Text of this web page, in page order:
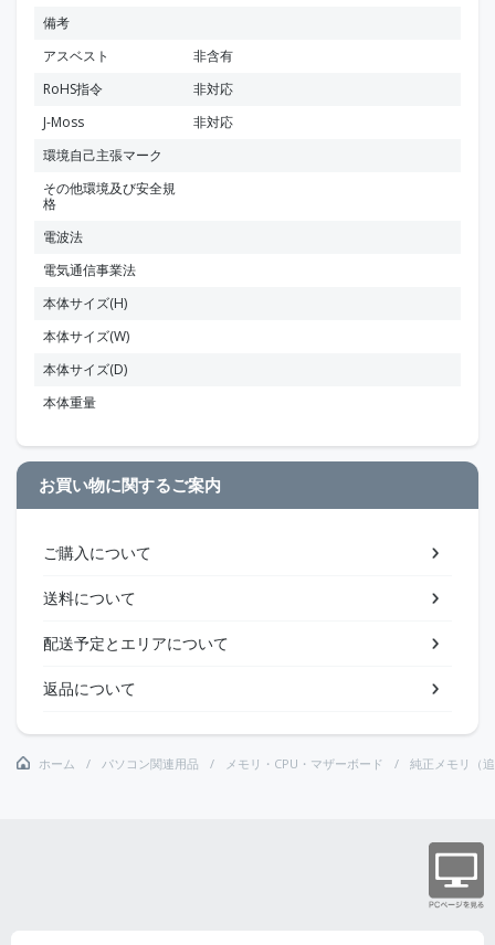
備考
アスベスト
非含有
RoHS指令
非対応
J-Moss
非対応
環境自己主張マーク
その他環境及び安全規
格
電波法
電気通信事業法
本体サイズ(H)
本体サイズ(W)
本体サイズ(D)
本体重量
お買い物に関するご案内
ご購入について
送料について
配送予定とエリアについて
返品について
ホーム パソコン関連用品 メモリ・CPU・マザーボード 純正メモリ（